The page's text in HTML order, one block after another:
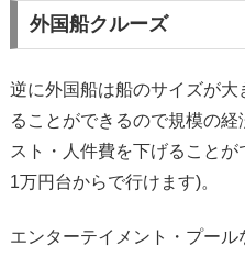
外国船クルーズ
逆に外国船は船のサイズが
ることができるので規模の
スト・人件費を下げること
1万円台からで行けます)。
エンターテイメント・プー